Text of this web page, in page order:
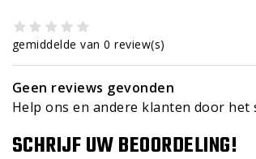
gemiddelde van 0 review(s)
Geen reviews gevonden
Help ons en andere klanten door het
SCHRIJF UW BEOORDELING!